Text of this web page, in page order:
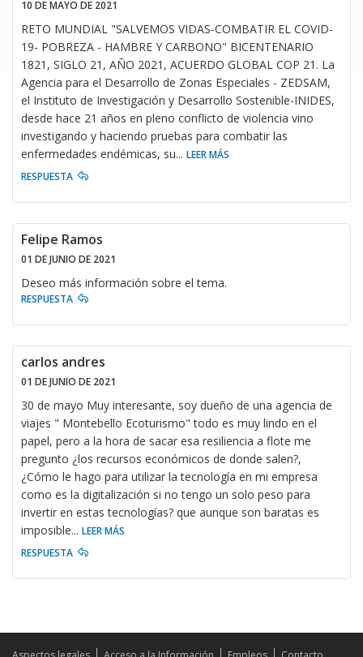
10 DE MAYO DE 2021
RETO MUNDIAL "SALVEMOS VIDAS-COMBATIR EL COVID-
19- POBREZA - HAMBRE Y CARBONO" BICENTENARIO
1821, SIGLO 21, AÑO 2021, ACUERDO GLOBAL COP 21. La
Agencia para el Desarrollo de Zonas Especiales - ZEDSAM,
el Instituto de Investigación y Desarrollo Sostenible-INIDES,
desde hace 21 años en pleno conflicto de violencia vino
investigando y haciendo pruebas para combatir las
enfermedades endémicas, su... LEER MÁS
RESPUESTA
Felipe Ramos
01 DE JUNIO DE 2021
Deseo más información sobre el tema.
RESPUESTA
carlos andres
01 DE JUNIO DE 2021
30 de mayo Muy interesante, soy dueño de una agencia de
viajes " Montebello Ecoturismo" todo es muy lindo en el
papel, pero a la hora de sacar esa resiliencia a flote me
pregunto ¿los recursos económicos de donde salen?,
¿Cómo le hago para utilizar la tecnología en mi empresa
como es la digitalización si no tengo un solo peso para
invertir en estas tecnologías? que aunque son baratas es
imposible... LEER MÁS
RESPUESTA